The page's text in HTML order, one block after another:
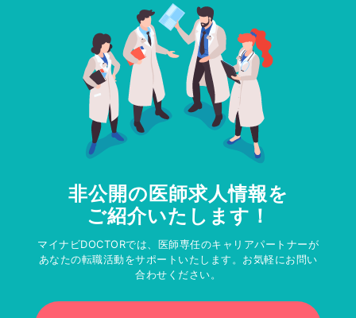
非公開の医師求人情報を
ご紹介いたします！
マイナビDOCTORでは、医師専任のキャリアパートナーが
あなたの転職活動をサポートいたします。お気軽にお問い
合わせください。